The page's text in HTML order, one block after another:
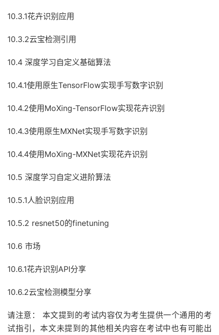
10.3.1花卉识别应用
10.3.2云宝检测引用
10.4 深度学习自定义基础算法
10.4.1使用原生TensorFlow实现手写数字识别
10.4.2使用MoXing-TensorFlow实现花卉识别
10.4.3使用原生MXNet实现手写数字识别
10.4.4使用MoXing-MXNet实现花卉识别
10.5 深度学习自定义进阶算法
10.5.1人脸识别应用
10.5.2 resnet50的finetuning
10.6 市场
10.6.1花卉识别API分享
10.6.2云宝检测模型分享
请注意： 本文提到的考试内容仅为考生提供一个通用的考
试指引，本文未提到的其他相关内容在考试中也有可能出